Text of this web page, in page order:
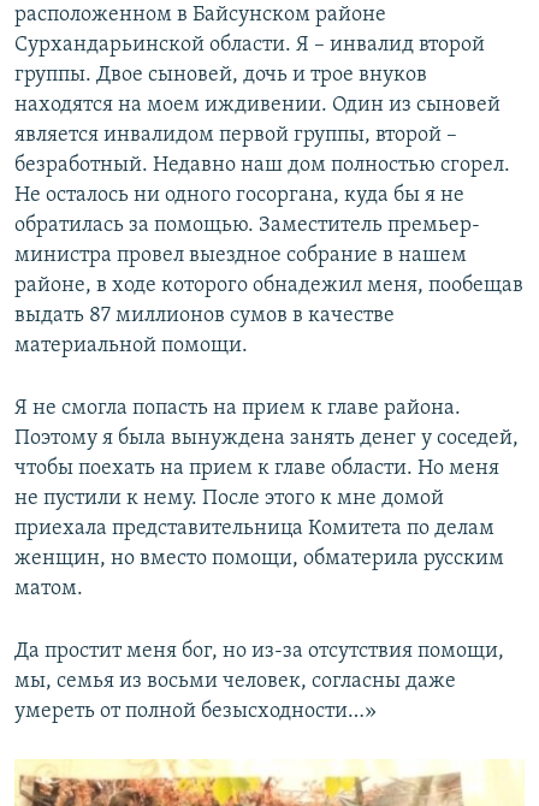
расположенном в Байсунском районе
Сурхандарьинской области. Я – инвалид второй
группы. Двое сыновей, дочь и трое внуков
находятся на моем иждивении. Один из сыновей
является инвалидом первой группы, второй –
безработный. Недавно наш дом полностью сгорел.
Не осталось ни одного госоргана, куда бы я не
обратилась за помощью. Заместитель премьер-
министра провел выездное собрание в нашем
районе, в ходе которого обнадежил меня, пообещав
выдать 87 миллионов сумов в качестве
материальной помощи.
Я не смогла попасть на прием к главе района.
Поэтому я была вынуждена занять денег у соседей,
чтобы поехать на прием к главе области. Но меня
не пустили к нему. После этого к мне домой
приехала представительница Комитета по делам
женщин, но вместо помощи, обматерила русским
матом.
Да простит меня бог, но из-за отсутствия помощи,
мы, семья из восьми человек, согласны даже
умереть от полной безысходности…»